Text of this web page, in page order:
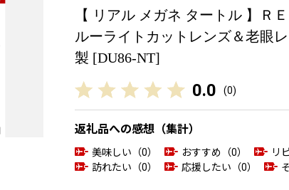
【 リアル メガネ タートル 】Ｒ
ルーライトカットレンズ＆老眼
製 [DU86-NT]
0.0 (0)
返礼品への感想（集計）
美味しい（0） おすすめ（0） リ
訪れたい（0）
応援したい（0）